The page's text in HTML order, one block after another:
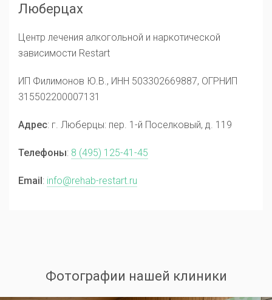
Люберцах
Центр лечения алкогольной и наркотической
зависимости Restart
ИП Филимонов Ю.В., ИНН 503302669887, ОГРНИП
315502200007131
Адрес: г. Люберцы: пер. 1-й Поселковый, д. 119
Телефоны: 8 (495) 125-41-45
Email: info@rehab-restart.ru
Фотографии нашей клиники